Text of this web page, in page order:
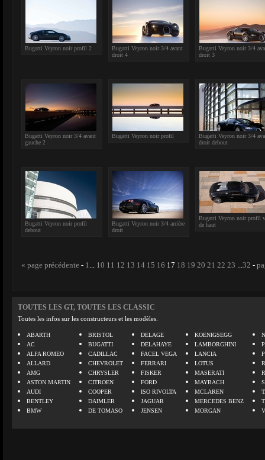
Bugatti Veyron noir profil 2
Bugatti Veyron noir 3/4 avant
droit 4
Bugatti Veyron noir 3/4
droit 3
Bugatti Veyron noir 3/4 avant
gauche 2
Bugatti Veyron noir profil
Bugatti Veyron noir 3/4
droit debout
Bugatti Veyron noir profil
debout
Bugatti Veyron noir 3/4 arrière
droit
Bugatti Veyron noir profil
de haut
« page précédente - 1... 10 11 12 13 14 15 16 17 18 19 20 21 22 23 ...32 -
TOUTES LES GT, TOUTES LES CLASSIC
Toutes les infos sur les constructeurs et les modèles.
ABARTH
AC
ALFA ROMEO
ALLARD
AMG
ASTON MARTIN
AUDI
BENTLEY
BMW
BRISTOL
BUGATTI
CADILLAC
CHEVROLET
CHRYSLER
CITROEN
COOPER
DAIMLER
DE TOMASO
DELAGE
DELAHAYE
FACEL VEGA
FERRARI
FISKER
FORD
ISO RIVOLTA
JAGUAR
JENSEN
KOENIGSEGG
LAMBORGHINI
LANCIA
LOTUS
MASERATI
MAYBACH
MCLAREN
MERCEDES BENZ
MORGAN